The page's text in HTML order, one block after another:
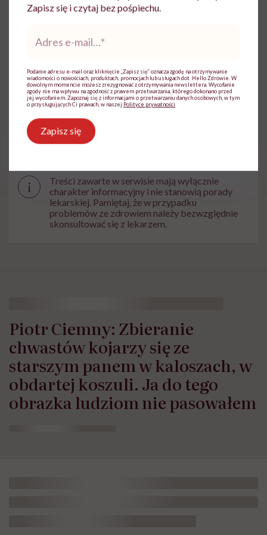
Udostępnij
Powiązane tematy:
komary Warto wiedzieć
i
Treści zawarte w serwisie mają wyłącznie
charakter informacyjny i nie stanowią porady
lekarskiej. Pamiętaj, że w przypadku
problemów ze zdrowiem należy bezwzględnie
skonsultować się z lekarzem.
Piotr Ciemny: Zbieranie
chwastów kojarzy się ze
starszym panem w kaloszach, w
obdartej koszuli. Ja do tego
obrazka ludziom nie pasowałem
Zapisz się i czytaj bez pośpiechu.
mail*
Podanie adresu e-mail oraz kliknięcie „Zapisz się” oznacza zgodę na otrzymywanie
wiadomości o nowościach, produktach, promocjach lub usługach dot. Hello Zdrowie. W
dowolnym momencie możesz zrezygnować z otrzymywania newslettera. Wycofanie
zgody nie ma wpływu na zgodność z prawem przetwarzania, którego dokonano przed
jej wycofaniem. Zapoznaj się z informacjami o przetwarzaniu danych osobowych, w tym
o przysługujących Ci prawach, w naszej Polityce prywatności
Zapisz się